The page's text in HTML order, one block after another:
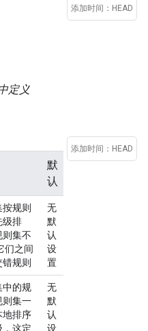
添加时间：HEAD
定义
添加时间：HEAD
默
认
规则
级排
则集不
们之间
规则
无
默
认
设
置
中的规
则集一
地排序
，这定
无
默
认
设